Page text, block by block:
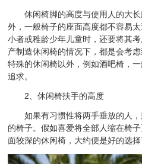
休闲椅脚的高度与使用人的大长
外，一般椅子的座面高度都不容易
小者或稚龄少年儿童时，还要将其
产制造休闲椅的情况下，都是会考
特殊的休闲椅以外，例如酒吧椅，
追求。
2、休闲椅扶手的高度
如果有习惯性将两手垂放的人，
的椅子。假如喜爱将全部人缩在椅
面较深的休闲椅，大约便是好的选择